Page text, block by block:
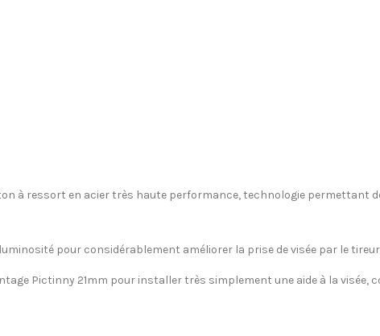
à ressort en acier très haute performance, technologie permettant
pour considérablement améliorer la prise de visée par le
Pictinny 21mm pour installer très simplement une aide à la visée,